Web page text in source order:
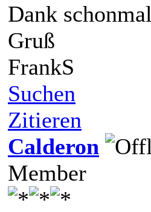
Dank schonmal
Gruß
FrankS
Suchen
Zitieren
Calderon
Member